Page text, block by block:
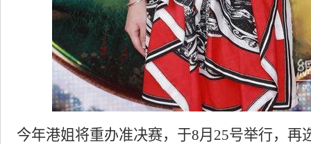
今年港姐将重办准决赛，于8月25号举行，再